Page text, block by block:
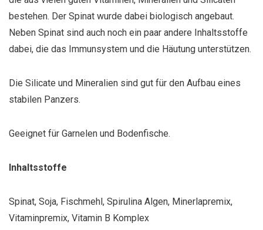
bestehen. Der Spinat wurde dabei biologisch angebaut.
Neben Spinat sind auch noch ein paar andere Inhaltsstoffe
dabei, die das Immunsystem und die Häutung unterstützen.
Die Silicate und Mineralien sind gut für den Aufbau eines
stabilen Panzers.
Geeignet für Garnelen und Bodenfische.
Inhaltsstoffe
Spinat, Soja, Fischmehl, Spirulina Algen, Minerlapremix,
Vitaminpremix, Vitamin B Komplex